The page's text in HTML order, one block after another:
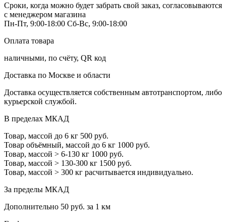
Сроки, когда можно будет забрать свой заказ, согласовываются
с менеджером магазина
Пн-Пт, 9:00-18:00 Сб-Вс, 9:00-18:00
Оплата товара
наличными, по счёту, QR код
Доставка по Москве и области
Доставка осуществляется собственным автотранспортом, либо
курьерской службой.
В пределах МКАД
Товар, массой до 6 кг 500 руб.
Товар объёмный, массой до 6 кг 1000 руб.
Товар, массой > 6-130 кг 1000 руб.
Товар, массой > 130-300 кг 1500 руб.
Товар, массой > 300 кг расчитывается индивидуально.
За пределы МКАД
Дополнительно 50 руб. за 1 км